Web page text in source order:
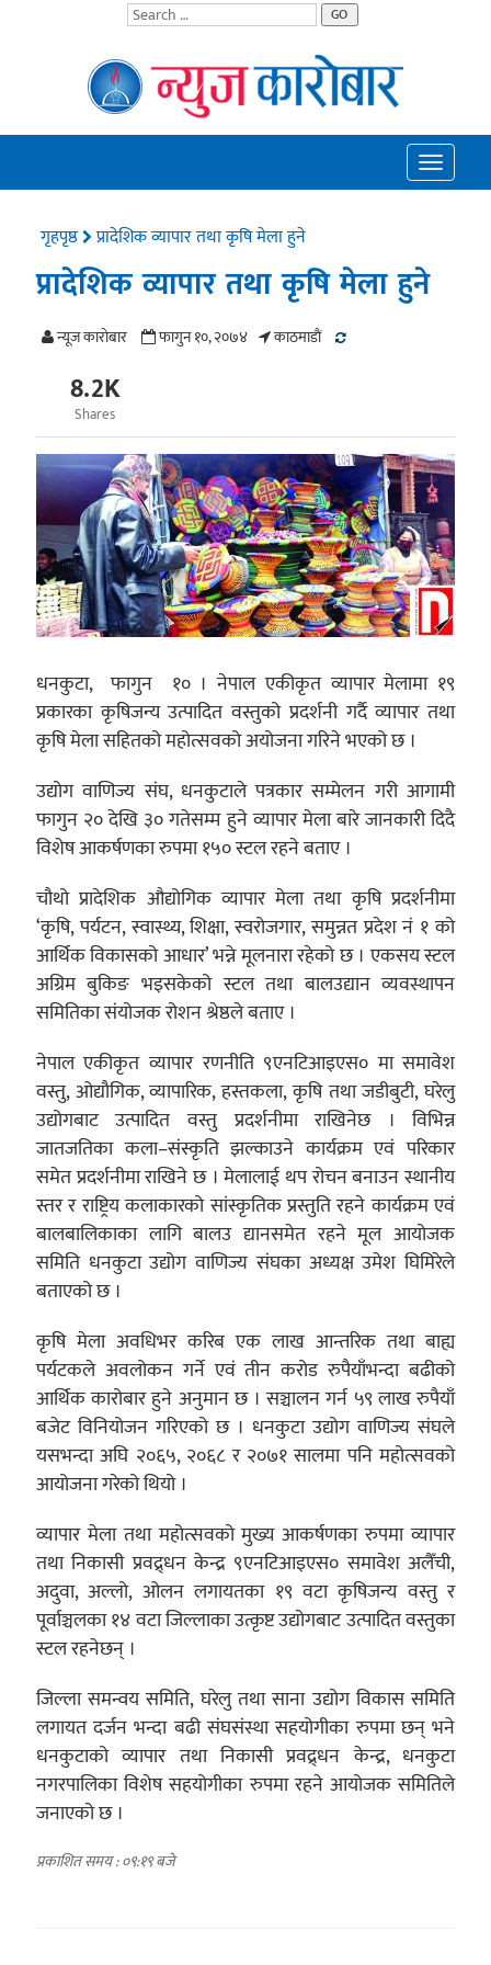
GO
Toggle
गृहपृष्ठ प्रादेशिक व्यापार तथा कृषि मेला हुने
प्रादेशिक व्यापार तथा कृषि मेला हुने
न्यूज काराेबार फागुन १०, २०७४ काठमाडाैं
8.2K
Shares
धनकुटा, फागुन १० । नेपाल एकीकृत व्यापार मेलामा १९
प्रकारका कृषिजन्य उत्पादित वस्तुको प्रदर्शनी गर्दै व्यापार तथा
कृषि मेला सहितको महोत्सवको अयोजना गरिने भएको छ ।
उद्योग वाणिज्य संघ, धनकुटाले पत्रकार सम्मेलन गरी आगामी
फागुन २० देखि ३० गतेसम्म हुने व्यापार मेला बारे जानकारी दिदै
विशेष आकर्षणका रुपमा १५० स्टल रहने बताए ।
चौथो प्रादेशिक औद्योगिक व्यापार मेला तथा कृषि प्रदर्शनीमा
‘कृषि, पर्यटन, स्वास्थ्य, शिक्षा, स्वरोजगार, समुन्नत प्रदेश नं १ को
आर्थिक विकासको आधार’ भन्ने मूलनारा रहेको छ । एकसय स्टल
अग्रिम बुकिङ भइसकेको स्टल तथा बालउद्यान व्यवस्थापन
समितिका संयोजक रोशन श्रेष्ठले बताए ।
नेपाल एकीकृत व्यापार रणनीति ९एनटिआइएस० मा समावेश
वस्तु, ओद्यौगिक, व्यापारिक, हस्तकला, कृषि तथा जडीबुटी, घरेलु
उद्योगबाट उत्पादित वस्तु प्रदर्शनीमा राखिनेछ । विभिन्न
जातजतिका कला–संस्कृति झल्काउने कार्यक्रम एवं परिकार
समेत प्रदर्शनीमा राखिने छ । मेलालाई थप रोचन बनाउन स्थानीय
स्तर र राष्ट्रिय कलाकारको सांस्कृतिक प्रस्तुति रहने कार्यक्रम एवं
बालबालिकाका लागि बालउ द्यानसमेत रहने मूल आयोजक
समिति धनकुटा उद्योग वाणिज्य संघका अध्यक्ष उमेश घिमिरेले
बताएको छ ।
कृषि मेला अवधिभर करिब एक लाख आन्तरिक तथा बाह्य
पर्यटकले अवलोकन गर्ने एवं तीन करोड रुपैयाँभन्दा बढीको
आर्थिक कारोबार हुने अनुमान छ । सञ्चालन गर्न ५९ लाख रुपैयाँ
बजेट विनियोजन गरिएको छ । धनकुटा उद्योग वाणिज्य संघले
यसभन्दा अघि २०६५, २०६८ र २०७१ सालमा पनि महोत्सवको
आयोजना गरेको थियो ।
व्यापार मेला तथा महोत्सवको मुख्य आकर्षणका रुपमा व्यापार
तथा निकासी प्रवद्र्धन केन्द्र ९एनटिआइएस० समावेश अलैँची,
अदुवा, अल्लो, ओलन लगायतका १९ वटा कृषिजन्य वस्तु र
पूर्वाञ्चलका १४ वटा जिल्लाका उत्कृष्ट उद्योगबाट उत्पादित वस्तुका
स्टल रहनेछन् ।
जिल्ला समन्वय समिति, घरेलु तथा साना उद्योग विकास समिति
लगायत दर्जन भन्दा बढी संघसंस्था सहयोगीका रुपमा छन् भने
धनकुटाको व्यापार तथा निकासी प्रवद्र्धन केन्द्र, धनकुटा
नगरपालिका विशेष सहयोगीका रुपमा रहने आयोजक समितिले
जनाएको छ ।
प्रकाशित समय : ०९:१९ बजे